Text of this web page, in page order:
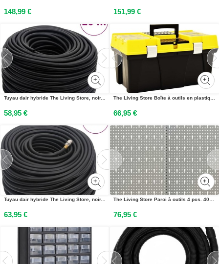
148,99 € 151,99 €
Tuyau dair hybride The Living Store, noir, 20 m, en caoutchouc et PVC
58,95 €
The Living Store Boîte à outils en plastique 595 x 337 x 316 mm Jaune
66,95 €
Tuyau dair hybride The Living Store, noir, 20 m, en caoutchouc et PVC
63,95 €
The Living Store Paroi à outils 4 pcs. 40×58 cm acier
76,95 €